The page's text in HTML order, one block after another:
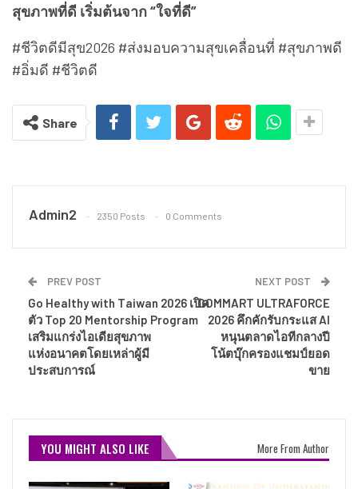
สุขภาพที่ดี เริ่มต้นจาก “ใจที่ดี”
#ชีวิตดีมีสุข2026 #ส่งมอบความสุขเคลื่อนที่ #สุขภาพดี
#อิ่มดี #ชีวิตดี
Share
Admin2 2350 Posts 0 Comments
PREV POST
Go Healthy with Taiwan 2026 เปิด
ตัว Top 20 Mentorship Program
เสริมแกร่งไอเดียสุขภาพ
แห่งอนาคตโดยเหล่าผู้มี
ประสบการณ์
NEXT POST
COMMART ULTRAFORCE
2026 คึกคักรับกระแส AI
หนุนตลาดไอทีกลางปี
โน้ตบุ๊กครองแชมป์ยอด
ขาย
YOU MIGHT ALSO LIKE More From Author